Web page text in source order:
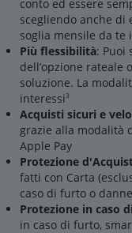
conto ed essere
scegliendo anche di
soglia mensile da te
Più flessibilità: Puoi
dell’opzione rateale
soluzione. La
interessi3
Acquisti sicuri e
grazie alla modalità
Apple Pay
Protezione
fatti con Carta
caso di furto o
Protezione in caso
in caso di furto,